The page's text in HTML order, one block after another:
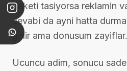
paketi tasiyorsa reklamin
cevabi da ayni hatta
gelir ama donusum zayiflar.
Ucuncu adim, sonucu